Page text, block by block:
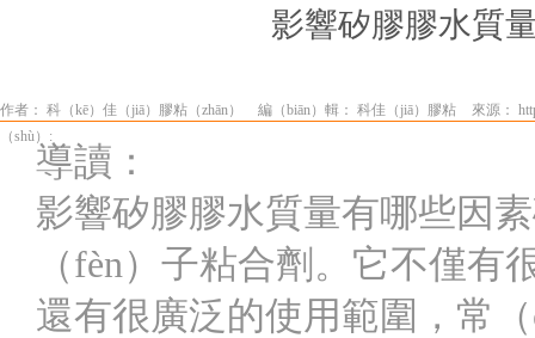
影響矽膠膠水質
作者： 科（kē）佳（jiā）膠粘（zhān） 編（biān）輯： 科佳（jiā）膠粘
來源：
（shù）:
導讀：
影響矽膠膠水質量有哪些因
（fèn）子粘合劑。它不僅有
還有很廣泛的使用範圍，常